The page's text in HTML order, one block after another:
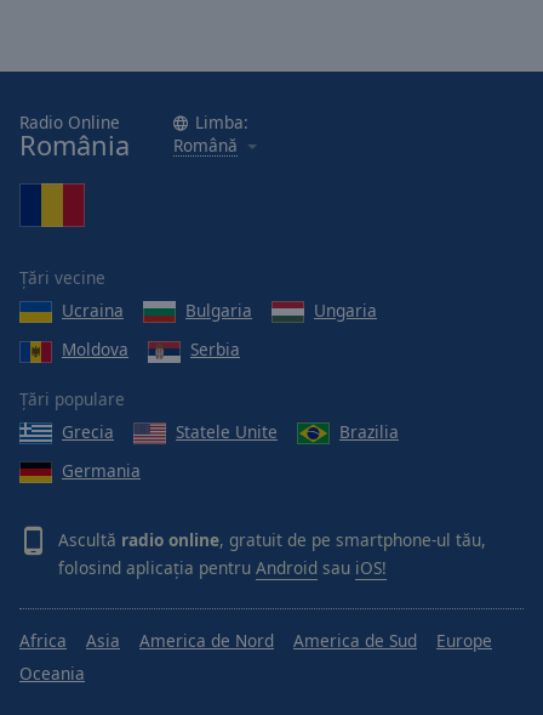
Radio Online
România
Limba:
Română
Țări vecine
Ucraina
Bulgaria
Ungaria
Moldova
Serbia
Țări populare
Grecia
Statele Unite
Brazilia
Germania
Ascultă radio online, gratuit de pe smartphone-ul tău,
folosind aplicația pentru Android sau iOS!
Africa Asia America de Nord America de Sud
Europe
Oceania